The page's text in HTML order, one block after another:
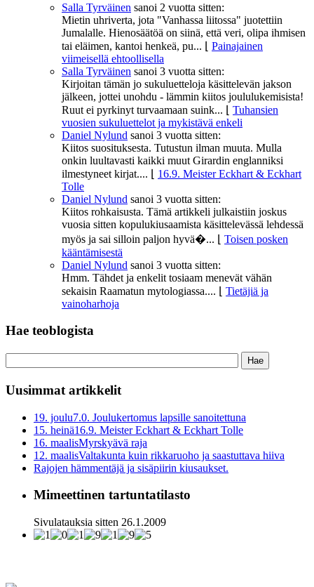
Salla Tyrväinen sanoi 2 vuotta sitten:
Mietin uhriverta, jota "Vanhassa liitossa" juotettiin
Jumalalle. Hienosäätöä on siinä, että veri, olipa ihmisen
tai eläimen, kantoi henkeä, pu...
Painajainen
viimeisellä ehtoollisella
Salla Tyrväinen sanoi 3 vuotta sitten:
Kirjoitan tämän jo sukuluetteloja käsittelevän jakson
jälkeen, jottei unohdu - lämmin kiitos joululukemisista!
Ruut ei pyrkinyt turvaamaan suink...
Tuhansien
vuosien sukuluettelot ja mykistävä enkeli
Daniel Nylund sanoi 3 vuotta sitten:
Kiitos suosituksesta. Tutustun ilman muuta. Mulla
onkin luultavasti kaikki muut Girardin englanniksi
ilmestyneet kirjat....
16.9. Meister Eckhart & Eckhart
Tolle
Daniel Nylund sanoi 3 vuotta sitten:
Kiitos rohkaisusta. Tämä artikkeli julkaistiin joskus
vuosia sitten kopulukiusaamista käsittelevässä lehdessä
myös ja sai silloin paljon hyvä�...
Toisen posken
kääntämisestä
Daniel Nylund sanoi 3 vuotta sitten:
Hmm. Tähdet ja enkelit tosiaam menevät vähän
sekaisin Raamatun mytologiassa....
Tietäjiä ja
vainoharhoja
Hae teoblogista
Uusimmat artikkelit
19. joulu7.0. Joulukertomus lapsille sanoitettuna
15. heinä16.9. Meister Eckhart & Eckhart Tolle
16. maalisMyrskyävä raja
12. maalisValtakunta kuin rikkaruoho ja saastuttava hiiva
Rajojen hämmentäjä ja sisäpiirin kiusaukset.
Mimeettinen tartuntatilasto
Sivulatauksia sitten 26.1.2009